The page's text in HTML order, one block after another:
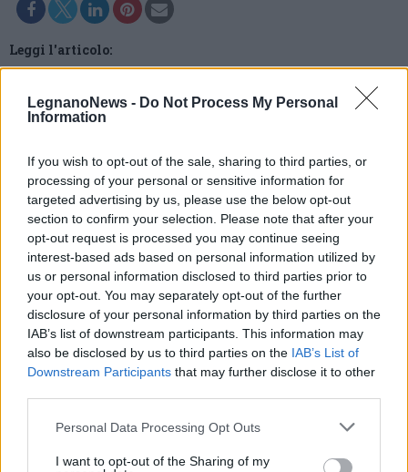
LegnanoNews - Do Not Process My Personal
Information
If you wish to opt-out of the sale, sharing to third parties, or
processing of your personal or sensitive information for
targeted advertising by us, please use the below opt-out
section to confirm your selection. Please note that after your
opt-out request is processed you may continue seeing
interest-based ads based on personal information utilized by
us or personal information disclosed to third parties prior to
your opt-out. You may separately opt-out of the further
disclosure of your personal information by third parties on the
IAB’s list of downstream participants. This information may
also be disclosed by us to third parties on the IAB’s List of
Downstream Participants that may further disclose it to other
Personal Data Processing Opt Outs
I want to opt-out of the Sharing of my
Leggi l'articolo:
A San Giorgio su Legnano intitolate le piste ciclabili al
Commenti
articolo.